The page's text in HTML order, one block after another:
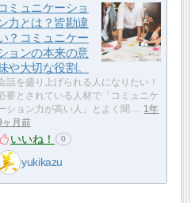
ミュニケーショ
力とは？皆勘違
？コミュニケー
ョンの本来の意
や大切な役割。
話を盛り上げられる人になりたい！
要とされている人材で「コミュニケ
ション力が高い人」とよく聞… 1年
ヶ月前
いいね！ 0
yukikazu